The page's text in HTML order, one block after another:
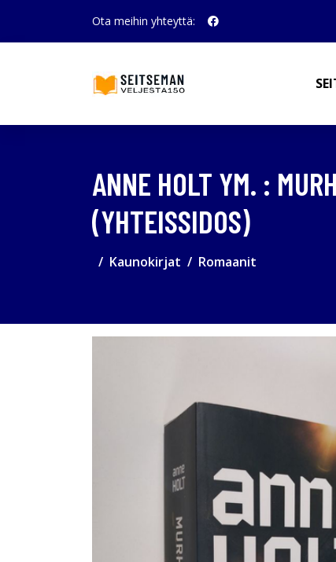
Ota meihin yhteyttä:
ANNE HOLT YM. :
(YHTEISSIDOS)
Kaunokirjat Romaanit